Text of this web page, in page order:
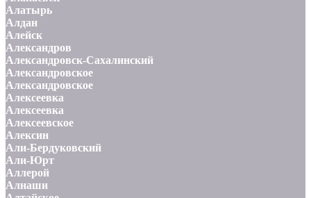
Алатырь
Алдан
Алейск
Александров
Александровск-Сахалинский
Александровское
Александровское
Алексеевка
Алексеевка
Алексеевское
Алексин
Али-Бердуковский
Али-Юрт
Аллерой
Алнаши